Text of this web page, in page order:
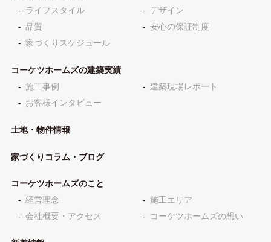
ライフスタイル
デザイン
品質
安心の保証制度
家づくりスケジュール
コーケツホームズの建築実績
施工事例
建築現場レポート
お客様インタビュー
土地・物件情報
家づくりコラム・ブログ
コーケツホームズのこと
経営理念
施工エリア
会社概要・アクセス
コーケツホームズの想い